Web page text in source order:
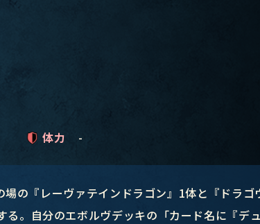
体力 -
の『レーヴァテインドラゴン』1体と『ドラゴ
る。自分のエボルヴデッキの「カード名に『デ